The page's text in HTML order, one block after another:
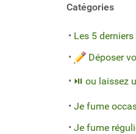
Catégories
• Les 5
•
Déposer
• ⏯ ou laissez
• Je fume
• Je fume